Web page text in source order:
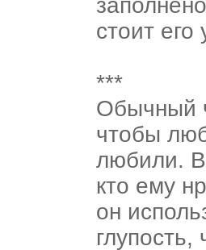
стоит его
***
Обычный
чтобы
любили.
кто ему
он